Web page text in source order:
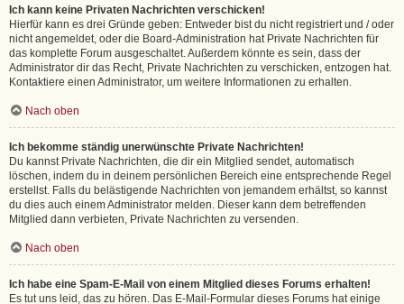
Ich kann keine Privaten Nachrichten verschicken!
Hierfür kann es drei Gründe geben: Entweder bist du nicht registriert und / oder
nicht angemeldet, oder die Board-Administration hat Private Nachrichten für
das komplette Forum ausgeschaltet. Außerdem könnte es sein, dass der
Administrator dir das Recht, Private Nachrichten zu verschicken, entzogen hat.
Kontaktiere einen Administrator, um weitere Informationen zu erhalten.
Nach oben
Ich bekomme ständig unerwünschte Private Nachrichten!
Du kannst Private Nachrichten, die dir ein Mitglied sendet, automatisch
löschen, indem du in deinem persönlichen Bereich eine entsprechende Regel
erstellst. Falls du belästigende Nachrichten von jemandem erhältst, so kannst
du dies auch einem Administrator melden. Dieser kann dem betreffenden
Mitglied dann verbieten, Private Nachrichten zu versenden.
Nach oben
Ich habe eine Spam-E-Mail von einem Mitglied dieses Forums erhalten!
Es tut uns leid, das zu hören. Das E-Mail-Formular dieses Forums hat einige